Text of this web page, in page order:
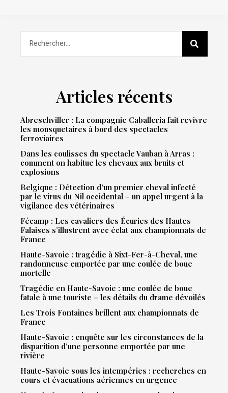
Articles récents
Abreschviller : La compagnie Caballeria fait revivre
les mousquetaires à bord des spectacles
ferroviaires
Dans les coulisses du spectacle Vauban à Arras :
comment on habitue les chevaux aux bruits et
explosions
Belgique : Détection d’un premier cheval infecté
par le virus du Nil occidental – un appel urgent à la
vigilance des vétérinaires
Fécamp : Les cavaliers des Écuries des Hautes
Falaises s’illustrent avec éclat aux championnats de
France
Haute-Savoie : tragédie à Sixt-Fer-à-Cheval, une
randonneuse emportée par une coulée de boue
mortelle
Tragédie en Haute-Savoie : une coulée de boue
fatale à une touriste – les détails du drame dévoilés
Les Trois Fontaines brillent aux championnats de
France
Haute-Savoie : enquête sur les circonstances de la
disparition d’une personne emportée par une
rivière
Haute-Savoie sous les intempéries : recherches en
cours et évacuations aériennes en urgence